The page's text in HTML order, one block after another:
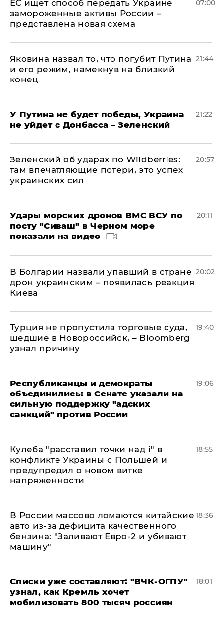
ЕС ищет способ передать Украине
замороженные активы России –
представлена новая схема
07:00
Яковина назвал то, что погубит Путина
и его режим, намекнув на близкий
конец
21:44
У Путина не будет победы, Украина
не уйдет с Донбасса – Зеленский
21:22
Зеленский об ударах по Wildberries:
там впечатляющие потери, это успех
украинских сил
20:57
Удары морских дронов ВМС ВСУ по
посту "Сиваш" в Черном море
показали на видео
20:11
В Болгарии назвали упавший в стране
дрон украинским – появилась реакция
Киева
20:02
Турция не пропустила торговые суда,
шедшие в Новороссийск, – Bloomberg
узнал причину
19:40
Республиканцы и демократы
объединились: в Сенате указали на
сильную поддержку "адских
санкций" против России
19:06
Кулеба "расставил точки над і" в
конфликте Украины с Польшей и
предупредил о новом витке
напряженности
18:55
В России массово ломаются китайские
авто из-за дефицита качественного
бензина: "Заливают Евро-2 и убивают
машину"
18:36
Списки уже составляют: "ВЧК-ОГПУ"
узнал, как Кремль хочет
мобилизовать 800 тысяч россиян
18:01